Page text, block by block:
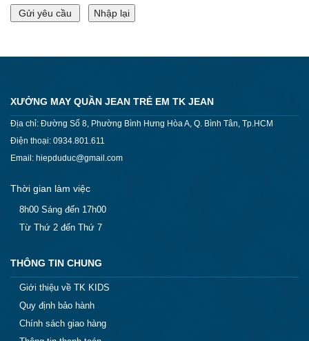
XƯỞNG MAY QUẦN JEAN TRẺ EM TK JEAN
Địa chỉ: Đường Số 8, Phường Bình Hưng Hòa A, Q. Bình Tân, Tp.HCM
Điện thoại: 0934.801.611
Email: hiepduduc@gmail.com
Thời gian làm việc
8h00 Sáng đến 17h00
Từ Thứ 2 đến Thứ 7
THÔNG TIN CHUNG
Giới thiệu về TK KIDS
Quy định bảo hành
Chính sách giao hàng